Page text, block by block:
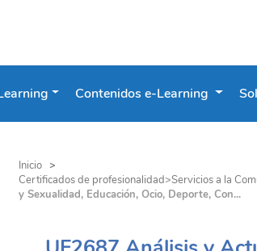
Contenidos e-Learning
Inicio >
Certificados de profesionalidad>Servicios a la
y Sexualidad, Educación, Ocio, Deporte, Con...